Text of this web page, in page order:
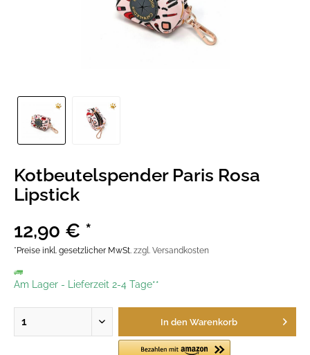
Kotbeutelspender Paris Rosa
Lipstick
12,90 € *
*Preise inkl. gesetzlicher MwSt. zzgl. Versandkosten
Am Lager - Lieferzeit 2-4 Tage**
In den Warenkorb